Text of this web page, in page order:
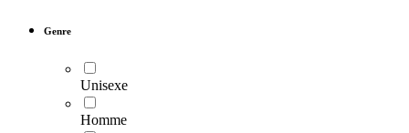
Genre
Unisexe
Homme